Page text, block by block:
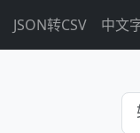
JSON转CSV 中文